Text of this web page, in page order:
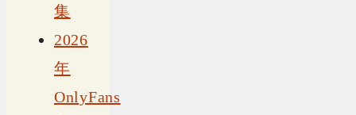
集
2026
年
OnlyFans